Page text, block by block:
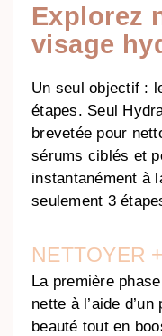
Explorez
visage
Un seul objectif :
étapes. Seul
brevetée pour
sérums ciblés et
instantanément à
seulement 3
NETTOYER
La première
nette à l’aide
beauté tout en